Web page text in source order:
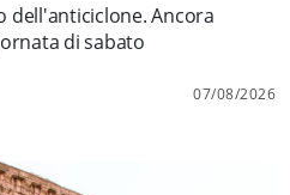
dell'anticiclone. Ancora
di sabato
07/08/2026